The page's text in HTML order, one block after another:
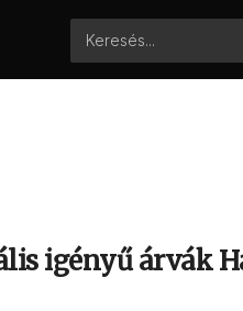
igényű árvák